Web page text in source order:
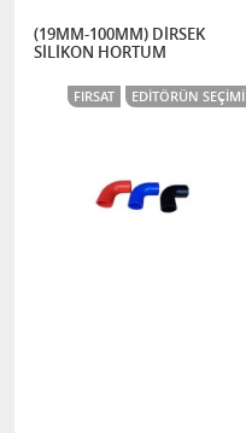
(19MM-100MM) DİRSEK
SİLİKON HORTUM
FIRSAT EDITÖRÜN SEÇIMI